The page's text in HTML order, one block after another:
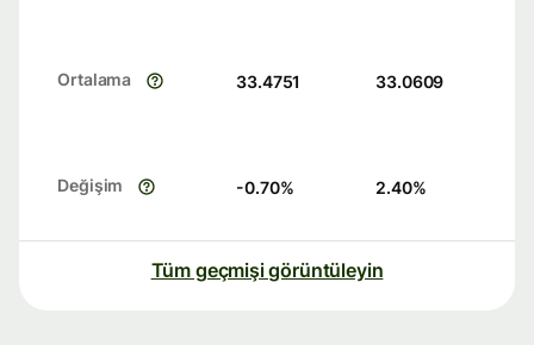
Ortalama 33.4751 33.0609
Değişim -0.70% 2.40%
Tüm geçmişi görüntüleyin